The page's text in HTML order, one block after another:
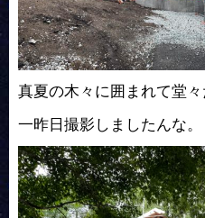
真夏の木々に囲まれて堂々
一昨日撮影しましたんな。